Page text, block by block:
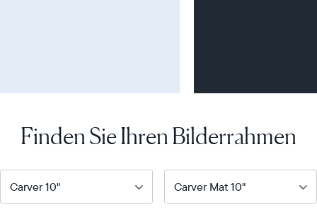
Finden Sie Ihren Bilderrahmen